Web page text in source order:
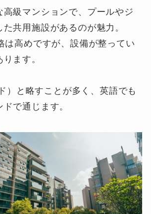
高級マンションで、プールやジ
共用施設があるのが魅力。
は高めですが、設備が整ってい
ます。
）と略すことが多く、英語でも
で通じます。